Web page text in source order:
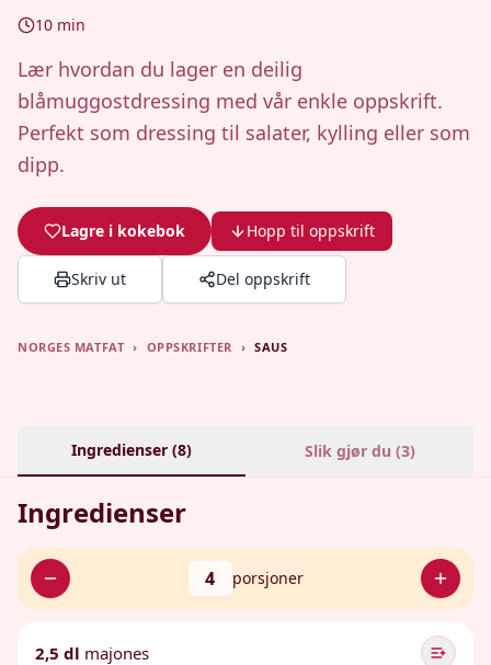
10 min
Lær hvordan du lager en deilig
blåmuggostdressing med vår enkle oppskrift.
Perfekt som dressing til salater, kylling eller som
dipp.
Lagre i kokebok Hopp til oppskrift
Skriv ut Del oppskrift
NORGES MATFAT › OPPSKRIFTER › SAUS
Ingredienser (8) Slik gjør du (3)
Ingredienser
4 porsjoner
2,5 dl majones